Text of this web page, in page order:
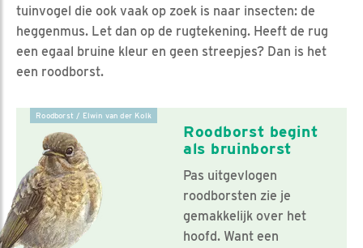
tuinvogel die ook vaak op zoek is naar insecten: de
heggenmus. Let dan op de rugtekening. Heeft de rug
een egaal bruine kleur en geen streepjes? Dan is het
een roodborst.
Roodborst / Elwin van der Kolk
Roodborst begint
als bruinborst
Pas uitgevlogen
roodborsten zie je
gemakkelijk over het
hoofd. Want een